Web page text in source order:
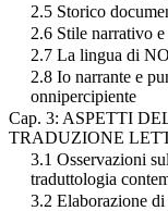
2.5 Storico
2.6 Stile narrativo
2.7 La lingua di
2.8 Io narrante e
onnipercipiente
Cap. 3: ASPETTI
TRADUZIONE
3.1 Osservazioni
traduttologia
3.2 Elaborazione